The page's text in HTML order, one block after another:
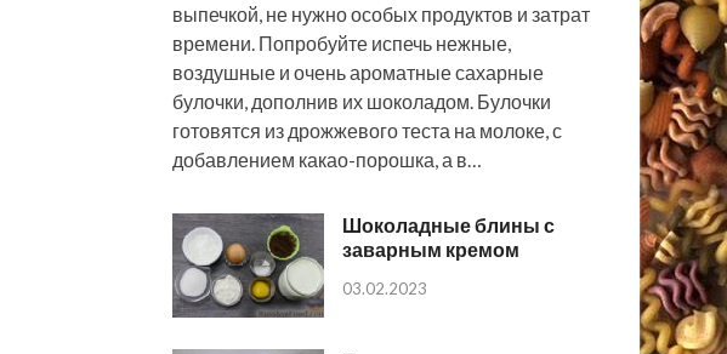
выпечкой, не нужно особых продуктов и затрат
времени. Попробуйте испечь нежные,
воздушные и очень ароматные сахарные
булочки, дополнив их шоколадом. Булочки
готовятся из дрожжевого теста на молоке, с
добавлением какао-порошка, а в…
Шоколадные блины с
заварным кремом
03.02.2023